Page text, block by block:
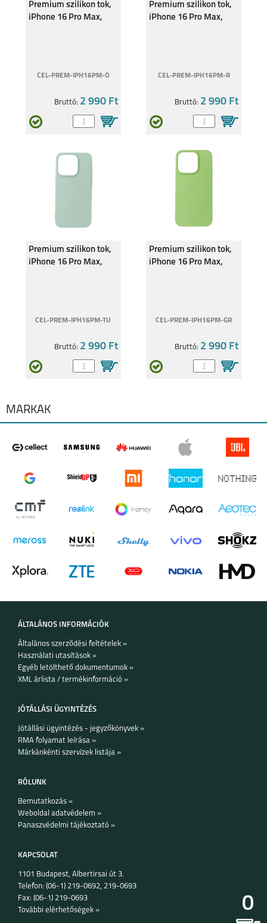
IPHONE X IPHONE 8
IPHONE 8 PLUS
Premium szilikon tok,
iPhone 16 Pro Max,
CEL-PREM-IPH16PM-O
Bruttó: 2 990 Ft
Premium szilikon tok,
iPhone 16 Pro Max,
CEL-PREM-IPH16PM-R
Bruttó: 2 990 Ft
Premium szilikon tok,
iPhone 16 Pro Max,
CEL-PREM-IPH16PM-TU
Bruttó: 2 990 Ft
Premium szilikon tok,
iPhone 16 Pro Max,
CEL-PREM-IPH16PM-GR
Bruttó: 2 990 Ft
MÁRKÁK
ÁLTALÁNOS INFORMÁCIÓK
Általános szerződési feltételek »
Használati utasítások »
Egyéb letölthető dokumentumok »
XML árlista / termékinformáció »
JÓTÁLLÁSI ÜGYINTÉZÉS
Jótállási ügyintézés - jegyzőkönyvek »
RMA folyamat leírása »
Márkánkénti szervízek listája »
RÓLUNK
Bemutatkozás »
Weboldal adatvédelem »
Panaszvédelmi tájékoztató »
KAPCSOLAT
1101 Budapest, Albertirsai út 3.
Telefon: (06-1) 219-0692, 219-0693
Fax: (06-1) 219-0693
További elérhetőségek »
0